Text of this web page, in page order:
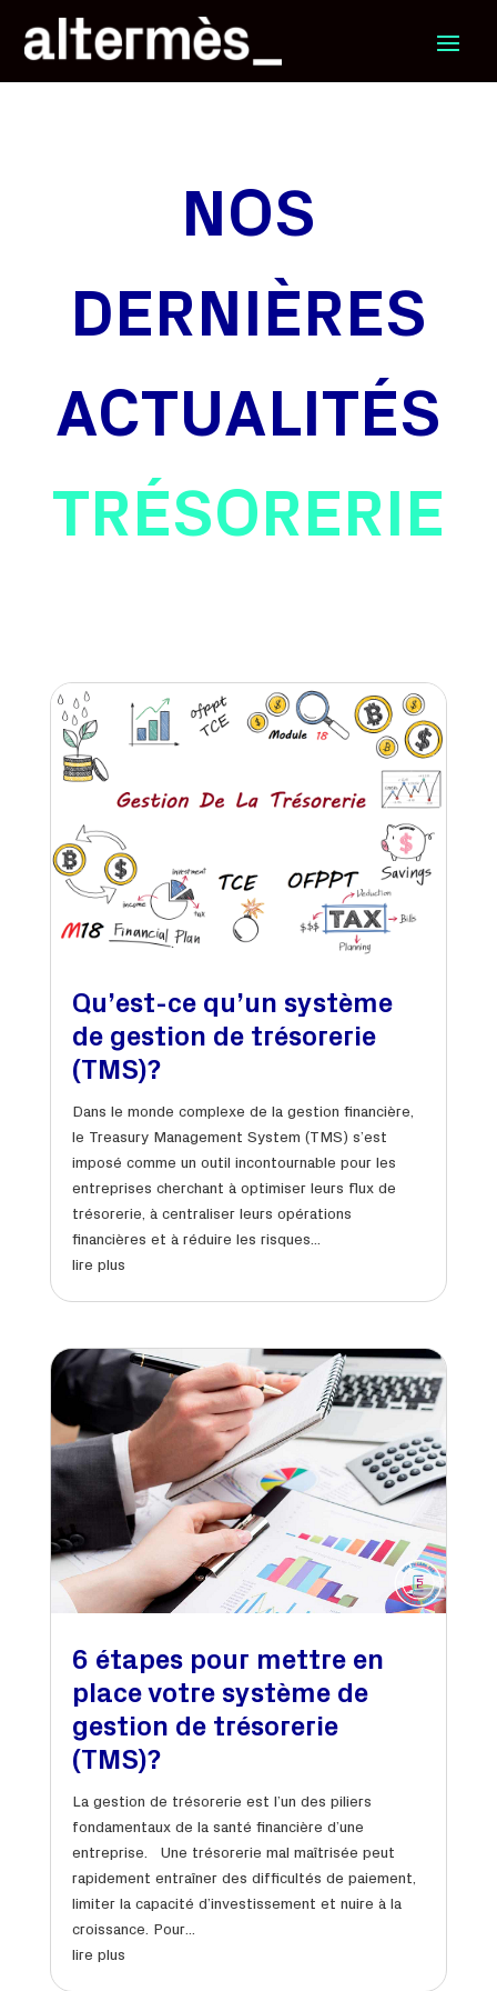
NOS
DERNIÈRES
ACTUALITÉS
TRÉSORERIE
Qu’est-ce qu’un système
de gestion de trésorerie
(TMS)?
Dans le monde complexe de la gestion financière,
le Treasury Management System (TMS) s’est
imposé comme un outil incontournable pour les
entreprises cherchant à optimiser leurs flux de
trésorerie, à centraliser leurs opérations
financières et à réduire les risques...
lire plus
6 étapes pour mettre en
place votre système de
gestion de trésorerie
(TMS)?
La gestion de trésorerie est l’un des piliers
fondamentaux de la santé financière d’une
entreprise. Une trésorerie mal maîtrisée peut
rapidement entraîner des difficultés de paiement,
limiter la capacité d’investissement et nuire à la
croissance. Pour...
lire plus